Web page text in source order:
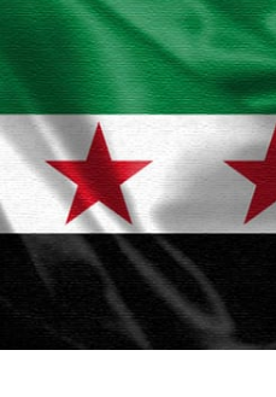
فن
رياضة